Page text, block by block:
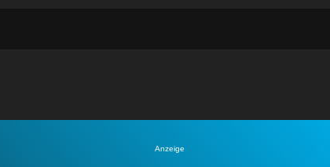
Anzeige